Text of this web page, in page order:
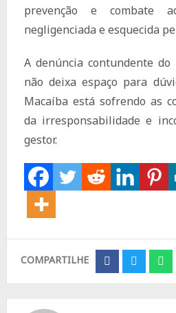
prevenção e combate
negligenciada e esquecida
A denúncia contundente do
não deixa espaço para
Macaíba está sofrendo as
da irresponsabilidade e
gestor.
COMPARTILHE
Share
Facebook
Share
Twitter